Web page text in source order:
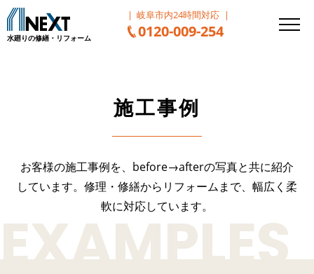
水廻りの修繕・リフォーム
岐阜市内24時間対応
0120-009-254
施工事例
お客様の施工事例を、before→afterの写真と共に紹介
しています。 修理・修繕からリフォームまで、幅広く柔
軟に対応しています。